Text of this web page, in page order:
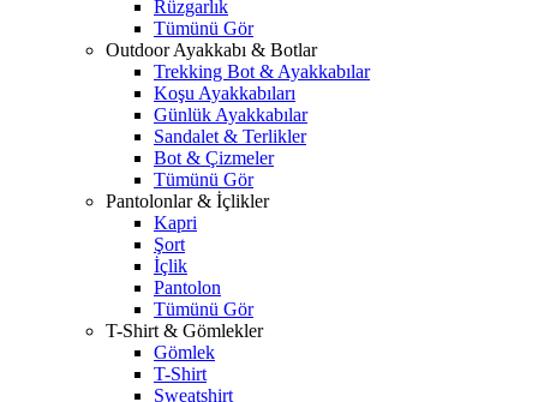
Rüzgarlık
Tümünü Gör
Outdoor Ayakkabı & Botlar
Trekking Bot & Ayakkabılar
Koşu Ayakkabıları
Günlük Ayakkabılar
Sandalet & Terlikler
Bot & Çizmeler
Tümünü Gör
Pantolonlar & İçlikler
Kapri
Şort
İçlik
Pantolon
Tümünü Gör
T-Shirt & Gömlekler
Gömlek
T-Shirt
Sweatshirt